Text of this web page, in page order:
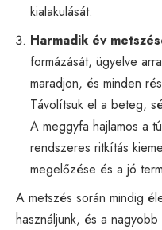
kialakulását.
Harmadik év
formázását, ügyelve
maradjon, és minden
Távolítsuk el a beteg,
A meggyfa hajlamos a
rendszeres ritkítás
megelőzése és a jó
A metszés során mindig
használjunk, és a